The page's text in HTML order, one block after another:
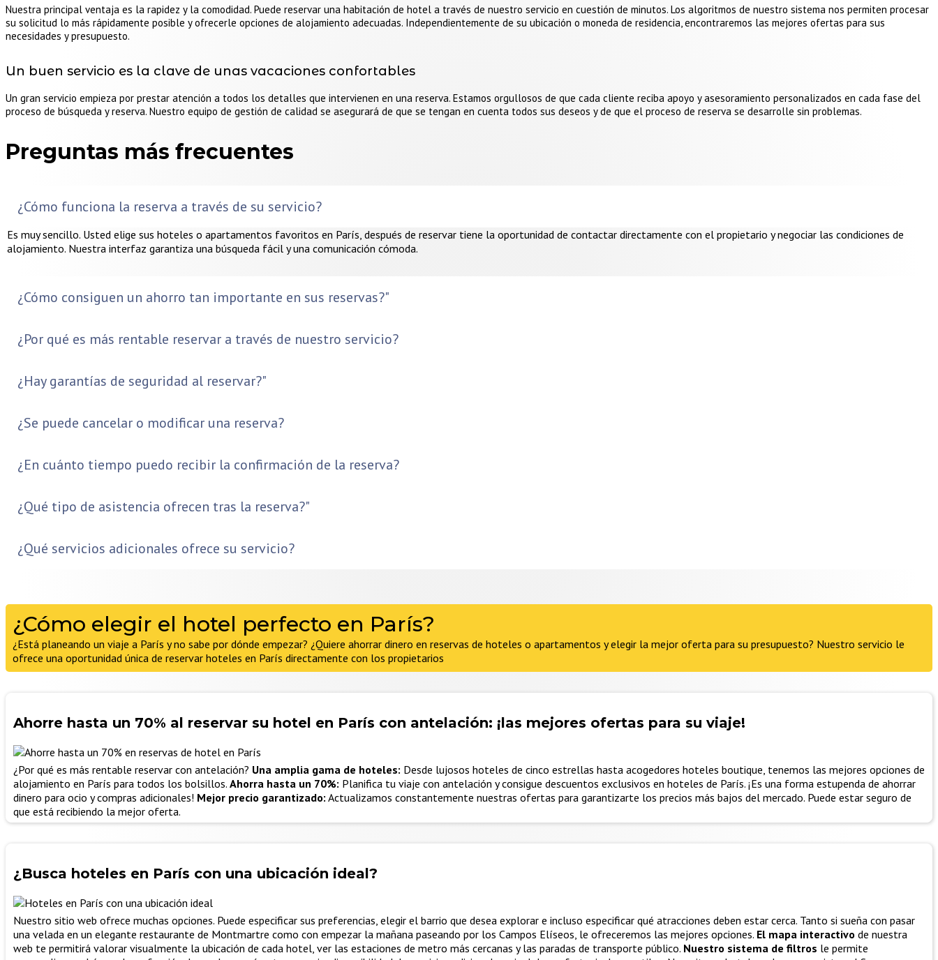
Nuestra principal ventaja es la rapidez y la comodidad. Puede reservar una habitación de hotel a través de nuestro servicio en cuestión de minutos. Los algoritmos de nuestro sistema nos permiten procesar
su solicitud lo más rápidamente posible y ofrecerle opciones de alojamiento adecuadas. Independientemente de su ubicación o moneda de residencia, encontraremos las mejores ofertas para sus
necesidades y presupuesto.
Un buen servicio es la clave de unas vacaciones confortables
Un gran servicio empieza por prestar atención a todos los detalles que intervienen en una reserva. Estamos orgullosos de que cada cliente reciba apoyo y asesoramiento personalizados en cada fase del
proceso de búsqueda y reserva. Nuestro equipo de gestión de calidad se asegurará de que se tengan en cuenta todos sus deseos y de que el proceso de reserva se desarrolle sin problemas.
Preguntas más frecuentes
¿Cómo funciona la reserva a través de su servicio?
Es muy sencillo. Usted elige sus hoteles o apartamentos favoritos en París, después de reservar tiene la oportunidad de contactar directamente con el propietario y negociar las condiciones de
alojamiento. Nuestra interfaz garantiza una búsqueda fácil y una comunicación cómoda.
¿Cómo consiguen un ahorro tan importante en sus reservas?"
¿Por qué es más rentable reservar a través de nuestro servicio?
¿Hay garantías de seguridad al reservar?"
¿Se puede cancelar o modificar una reserva?
¿En cuánto tiempo puedo recibir la confirmación de la reserva?
¿Qué tipo de asistencia ofrecen tras la reserva?"
¿Qué servicios adicionales ofrece su servicio?
¿Cómo elegir el hotel perfecto en París?
¿Está planeando un viaje a París y no sabe por dónde empezar? ¿Quiere ahorrar dinero en reservas de hoteles o apartamentos y elegir la mejor oferta para su presupuesto? Nuestro servicio le
ofrece una oportunidad única de reservar hoteles en París directamente con los propietarios
Ahorre hasta un 70% al reservar su hotel en París con antelación: ¡las mejores ofertas para su viaje!
¿Por qué es más rentable reservar con antelación? Una amplia gama de hoteles: Desde lujosos hoteles de cinco estrellas hasta acogedores hoteles boutique, tenemos las mejores opciones de
alojamiento en París para todos los bolsillos. Ahorra hasta un 70%: Planifica tu viaje con antelación y consigue descuentos exclusivos en hoteles de París. ¡Es una forma estupenda de ahorrar
dinero para ocio y compras adicionales! Mejor precio garantizado: Actualizamos constantemente nuestras ofertas para garantizarte los precios más bajos del mercado. Puede estar seguro de
que está recibiendo la mejor oferta.
¿Busca hoteles en París con una ubicación ideal?
Nuestro sitio web ofrece muchas opciones. Puede especificar sus preferencias, elegir el barrio que desea explorar e incluso especificar qué atracciones deben estar cerca. Tanto si sueña con pasar
una velada en un elegante restaurante de Montmartre como con empezar la mañana paseando por los Campos Elíseos, le ofreceremos las mejores opciones. El mapa interactivo de nuestra
web te permitirá valorar visualmente la ubicación de cada hotel, ver las estaciones de metro más cercanas y las paradas de transporte público. Nuestro sistema de filtros le permite